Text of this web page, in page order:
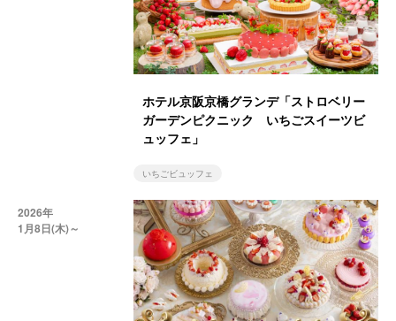
ホテル京阪京橋グランデ「ストロベリー
ガーデンピクニック いちごスイーツビ
ュッフェ」
いちごビュッフェ
2026年
1月8日(木)～